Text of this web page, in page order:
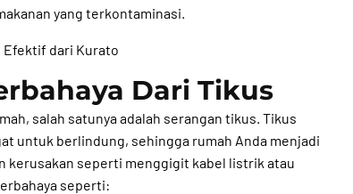
yang terkontaminasi.
Dari Tikus
salah satunya adalah serangan tikus. Tikus
untuk berlindung, sehingga rumah Anda menjadi
kerusakan seperti menggigit kabel listrik atau
seperti: